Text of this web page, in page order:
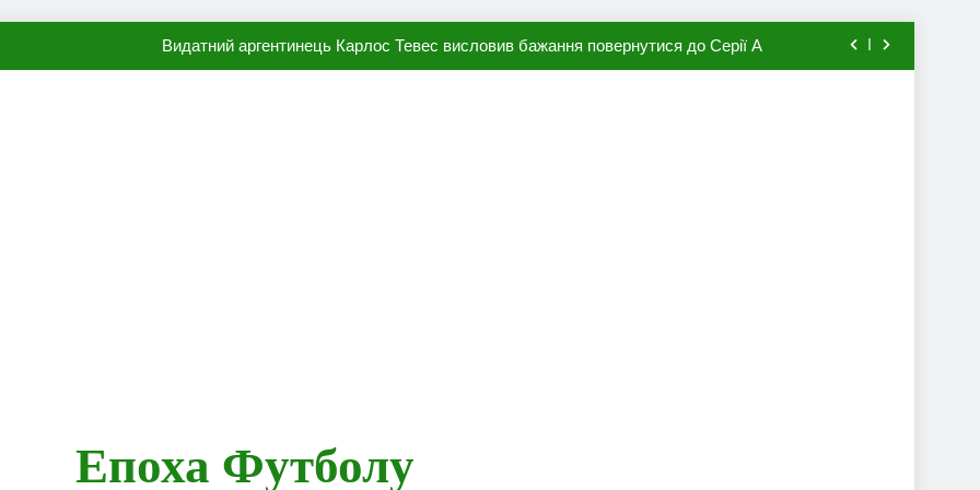
Видатний аргентинець Карлос Тевес висловив бажання повернутися до Серії А
Епоха Футболу